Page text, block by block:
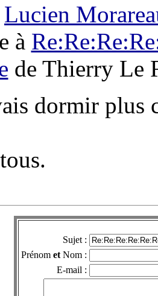
Lucien
à
de Thierry Le
dormir plus
Sujet :
Prénom et Nom :
E-mail :